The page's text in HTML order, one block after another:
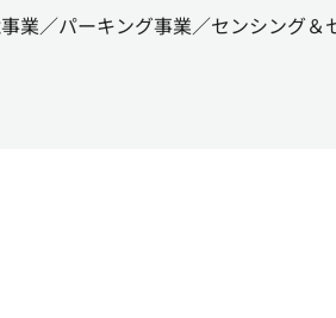
業／パーキング事業／センシング＆